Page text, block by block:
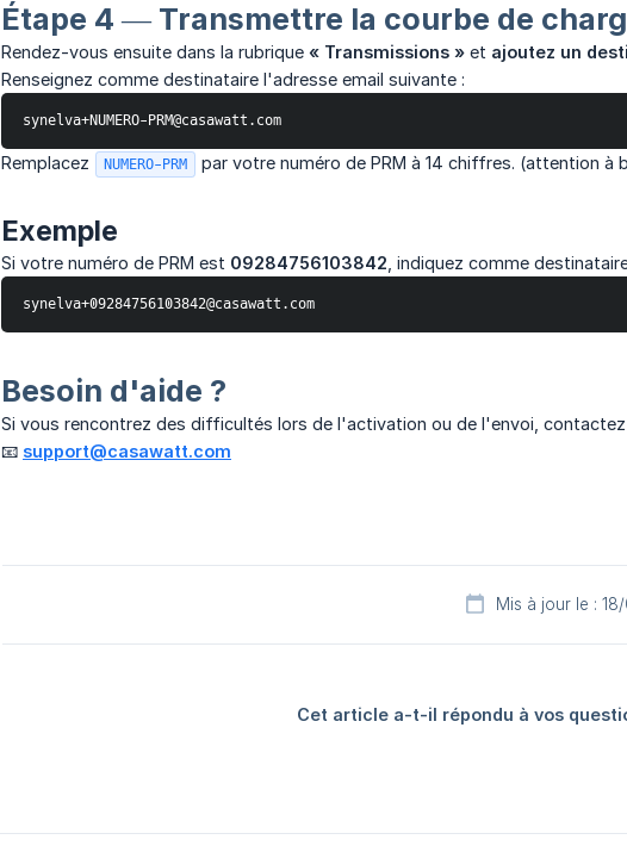
Étape 4 — Transmettre la courbe de
Rendez-vous ensuite dans la rubrique « Transmissions » et ajoutez un
Renseignez comme destinataire l'adresse email suivante :
synelva+NUMERO-PRM@casawatt.com
Remplacez NUMERO-PRM par votre numéro de PRM à 14 chiffres. (attention à
Exemple
Si votre numéro de PRM est 09284756103842 , indiquez comme
synelva+09284756103842@casawatt.com
Besoin d'aide ?
Si vous rencontrez des difficultés lors de l'activation ou de l'envoi,
📧 support@casawatt.com
Mis à jour le :
Cet article a-t-il répondu à vos